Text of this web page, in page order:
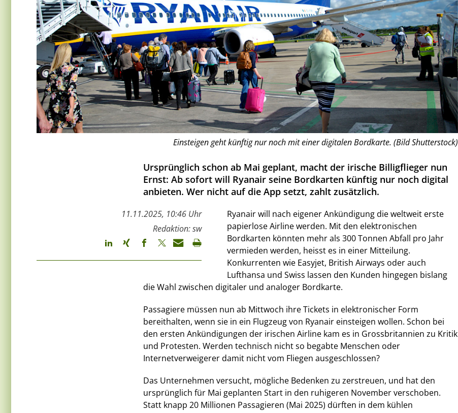
Einsteigen geht künftig nur noch mit einer digitalen Bordkarte. (Bild Shutterstock)
Ursprünglich schon ab Mai geplant, macht der irische Billigflieger nun
Ernst: Ab sofort will Ryanair seine Bordkarten künftig nur noch digital
anbieten. Wer nicht auf die App setzt, zahlt zusätzlich.
11.11.2025, 10:46 Uhr
Redaktion: sw
Ryanair will nach eigener Ankündigung die weltweit erste
papierlose Airline werden. Mit den elektronischen
Bordkarten könnten mehr als 300 Tonnen Abfall pro Jahr
vermieden werden, heisst es in einer Mitteilung.
Konkurrenten wie Easyjet, British Airways oder auch
Lufthansa und Swiss lassen den Kunden hingegen bislang
die Wahl zwischen digitaler und analoger Bordkarte.
Passagiere müssen nun ab Mittwoch ihre Tickets in elektronischer Form
bereithalten, wenn sie in ein Flugzeug von Ryanair einsteigen wollen. Schon bei
den ersten Ankündigungen der irischen Airline kam es in Grossbritannien zu Kritik
und Protesten. Werden technisch nicht so begabte Menschen oder
Internetverweigerer damit nicht vom Fliegen ausgeschlossen?
Das Unternehmen versucht, mögliche Bedenken zu zerstreuen, und hat den
ursprünglich für Mai geplanten Start in den ruhigeren November verschoben.
Statt knapp 20 Millionen Passagieren (Mai 2025) dürften in dem kühlen